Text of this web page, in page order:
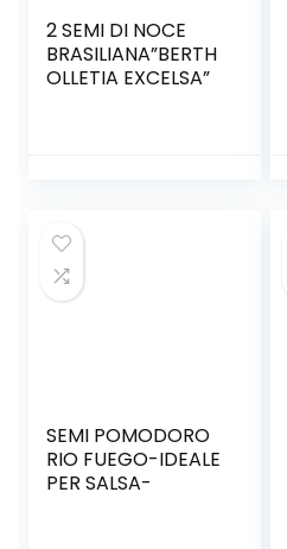
2 SEMI DI NOCE
BRASILIANA”BERTH
OLLETIA EXCELSA”
SEMI POMODORO
RIO FUEGO-IDEALE
PER SALSA-